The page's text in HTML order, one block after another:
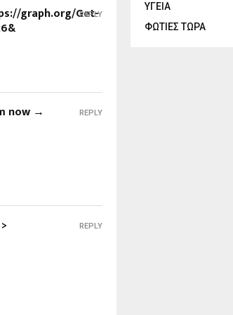
graph.org/Get-
REPLY
now → REPLY
REPLY
ΥΓΕΙΑ
ΦΩΤΙΕΣ ΤΩΡΑ